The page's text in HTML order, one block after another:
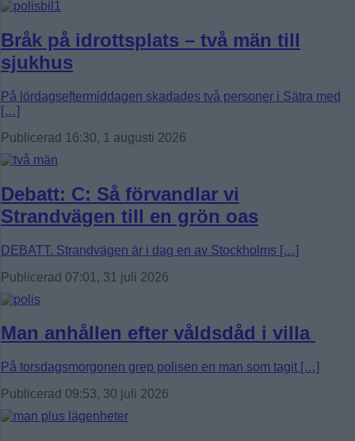
Bråk på idrottsplats – två män till
sjukhus
På lördagseftermiddagen skadades två personer i Sätra med
[…]
Publicerad 16:30, 1 augusti 2026
Debatt: C: Så förvandlar vi
Strandvägen till en grön oas
DEBATT. Strandvägen är i dag en av Stockholms […]
Publicerad 07:01, 31 juli 2026
Man anhållen efter våldsdåd i villa
På torsdagsmorgonen grep polisen en man som tagit […]
Publicerad 09:53, 30 juli 2026